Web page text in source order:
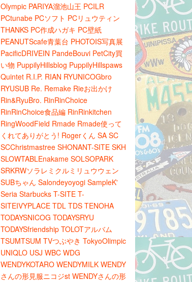
Olympic PARIYA溜池山王 PCILR
PCtunabe PCソフト PCリュウティン
THANKS PC作成ハガキ PC壁紙
PEANUTScafe青葉台 PHOTOIS写真展
PacificDRIVEIN PandeBouvi PetCity買
い物 PuppilyHillsblog PuppilyHillspaws
Quintet R.I.P. RIAN RYUNICOGbro
RYUSUB Re. Remake Rieお出かけ
Rin&RyuBro. RinRinChoice
RinRinChoice食品編 RinRinkitchen
RingWoodField Rmade Rmade使って
くれてありがとう! Rogerくん SA SC
SCChristmastree SHONANT-SITE SKH
SLOWTABLEnakame SOLSOPARK
SRKRWソラレミクルミリュウウェン
SUBちゃん Salondeyoyogi SampleK'
Seria Starbucks T-SITE T-
SITEIVYPLACE TDL TDS TENOHA
TODAYSNICOG TODAYSRYU
TODAYSfriendship TOLOTアルバム
TSUMTSUM TVつぶやき TokyoOlimpic
UNIQLO USJ WBC WDG
WENDYKOTARO WENDYMILK WENDY
さんの形見服ニコジst WENDYさんの形